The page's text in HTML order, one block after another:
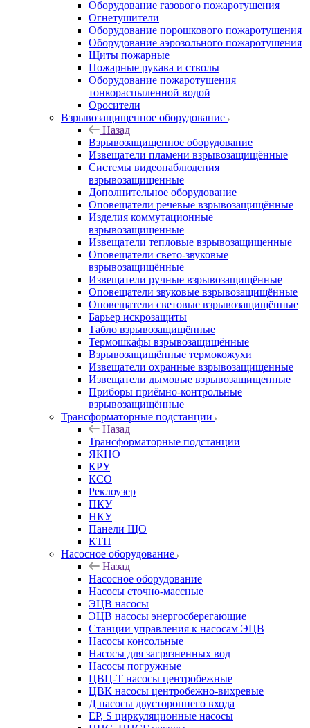
Оборудование газового пожаротушения
Огнетушители
Оборудование порошкового пожаротушения
Оборудование аэрозольного пожаротушения
Щиты пожарные
Пожарные рукава и стволы
Оборудование пожаротушения
тонкораспыленной водой
Оросители
Взрывозащищенное оборудование
Назад
Взрывозащищенное оборудование
Извещатели пламени взрывозащищённые
Системы видеонаблюдения
взрывозащищенные
Дополнительное оборудование
Оповещатели речевые взрывозащищённые
Изделия коммутационные
взрывозащищенные
Извещатели тепловые взрывозащищенные
Оповещатели свето-звуковые
взрывозащищённые
Извещатели ручные взрывозащищённые
Оповещатели звуковые взрывозащищённые
Оповещатели световые взрывозащищённые
Барьер искрозащиты
Табло взрывозащищённые
Термошкафы взрывозащищённые
Взрывозащищённые термокожухи
Извещатели охранные взрывозащищенные
Извещатели дымовые взрывозащищенные
Приборы приёмно-контрольные
взрывозащищённые
Трансформаторные подстанции
Назад
Трансформаторные подстанции
ЯКНО
КРУ
КСО
Реклоузер
ПКУ
НКУ
Панели ЩО
КТП
Насосное оборудование
Назад
Насосное оборудование
Насосы сточно-массные
ЭЦВ насосы
ЭЦВ насосы энергосберегающие
Станции управления к насосам ЭЦВ
Насосы консольные
Насосы для загрязненных вод
Насосы погружные
ЦВЦ-Т насосы центробежные
ЦВК насосы центробежно-вихревые
Д насосы двустороннего входа
EP, S циркуляционные насосы